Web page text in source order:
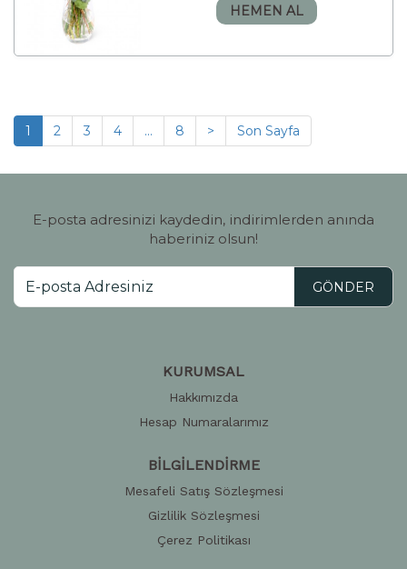
HEMEN AL
1 2 3 4 ... 8 > Son Sayfa
E-posta adresinizi kaydedin, indirimlerden anında
haberiniz olsun!
GÖNDER
KURUMSAL
Hakkımızda
Hesap Numaralarımız
BİLGİLENDİRME
Mesafeli Satış Sözleşmesi
Gizlilik Sözleşmesi
Çerez Politikası